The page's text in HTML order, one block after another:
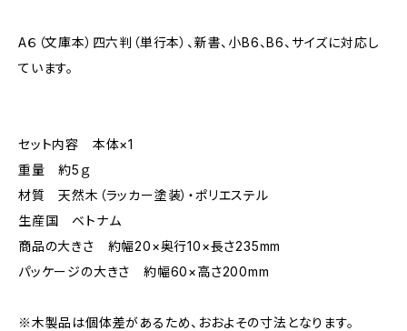
A６（文庫本）四六判（単行本）、新書、小B6、B6、サイズに対応し
ています。
セット内容 本体×1
重量 約5ｇ
材質 天然木（ラッカー塗装）・ポリエステル
生産国 ベトナム
商品の大きさ 約幅20×奥行10×長さ235mm
パッケージの大きさ 約幅60×高さ200mm
※木製品は個体差があるため、おおよその寸法となります。